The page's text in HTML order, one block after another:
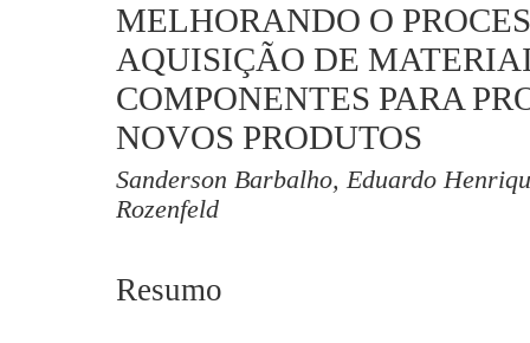
MELHORANDO O
AQUISIÇÃO DE
COMPONENTES PARA
NOVOS PRODUTOS
Sanderson Barbalho, Eduardo
Rozenfeld
Resumo